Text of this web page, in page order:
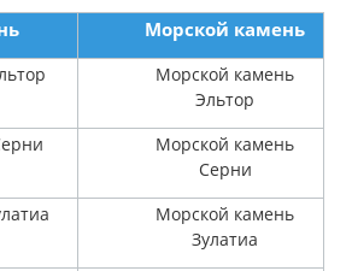
Морской камень
Морской камень
Эльтор
Морской камень
Серни
Морской камень
Зулатиа